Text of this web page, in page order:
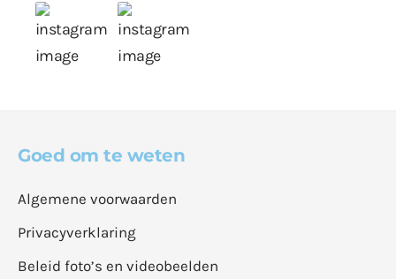
Goed om te weten
Algemene voorwaarden
Privacyverklaring
Beleid foto’s en videobeelden